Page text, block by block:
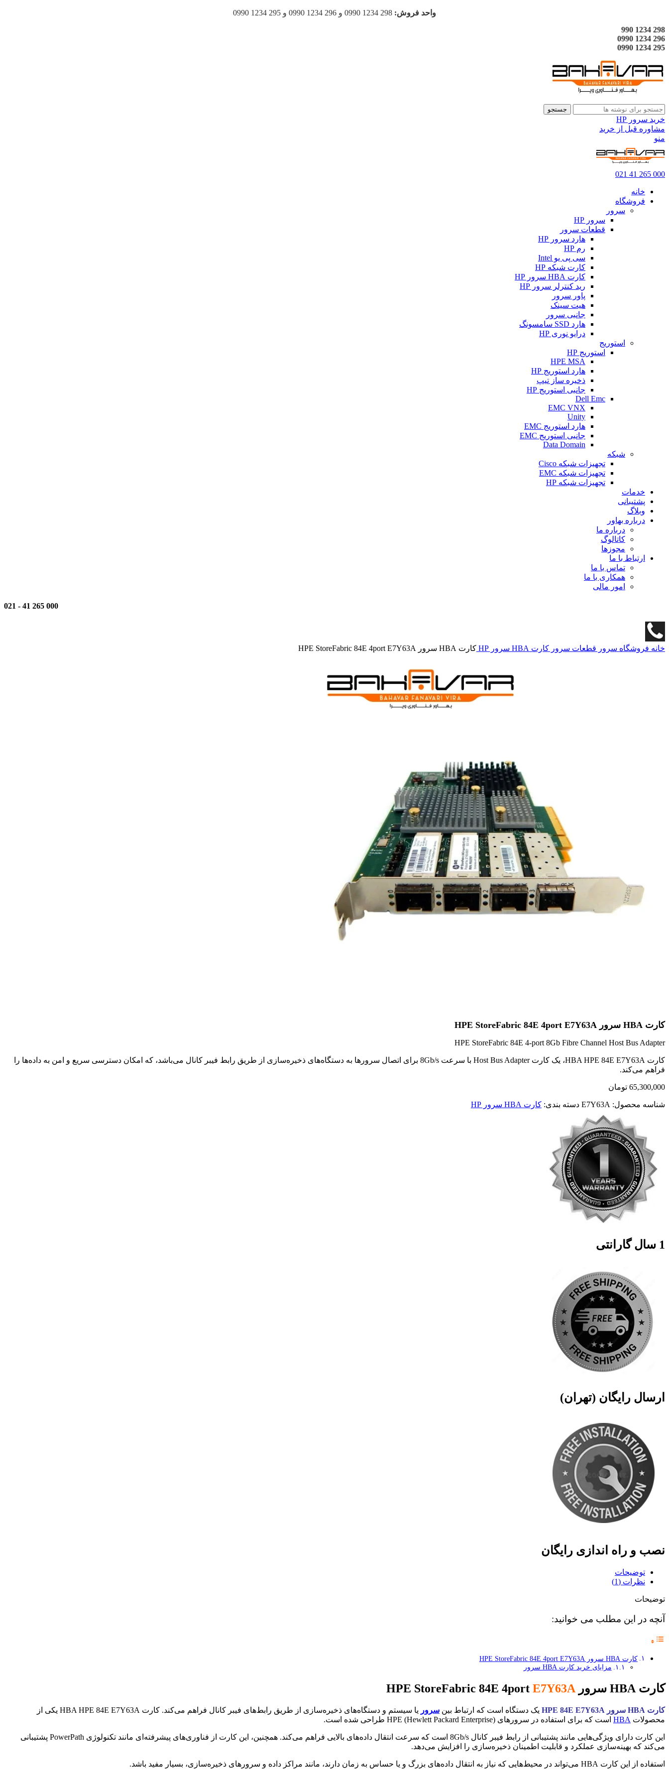
واحد فروش:
298 1234 990
296 1234 0990
295 1234 0990
جستجو
خرید سرور HP
مشاوره قبل از خرید
منو
000 265 41 021
خانه
فروشگاه
سرور
سرور HP
قطعات سرور
هارد سرور HP
رم HP
سی پی یو Intel
کارت شبکه HP
کارت HBA سرور HP
رید کنترلر سرور HP
پاور سرور
هیت سینک
جانبی سرور
هارد SSD سامسونگ
درایو نوری HP
استوریج
استوریج HP
HPE MSA
هارد استوریج HP
ذخیره ساز تیپ
جانبی استوریج HP
Dell Emc
EMC VNX
Unity
هارد استوریج EMC
جانبی استوریج EMC
Data Domain
شبکه
تجهیزات شبکه Cisco
تجهیزات شبکه EMC
تجهیزات شبکه HP
خدمات
پشتیبانی
وبلاگ
درباره بهاور
درباره ما
کاتالوگ
مجوزها
ارتباط با ما
تماس با ما
همکاری با ما
امور مالی
000 265 41
-
خانه فروشگاه سرور قطعات سرور کارت HBA سرور HP کارت HBA سرور HPE StoreFabric 84E 4port E7Y63A
کارت HBA سرور HPE StoreFabric 84E 4port E7Y63A
HPE StoreFabric 84E 4-port 8Gb Fibre Channel Host Bus Adapter
کارت HBA HPE 84E E7Y63A، یک کارت Host Bus Adapter با سرعت 8Gb/s برای اتصال سرورها به دستگاه‌های ذخیره‌سازی از طریق رابط فیبر کانال می‌باشد، که امکان دسترسی سریع و امن به داده‌ها را
فراهم می‌کند.
65,300,000 تومان
شناسه محصول: E7Y63A دسته بندی: کارت HBA سرور HP
1 سال گارانتی
ارسال رایگان (تهران)
نصب و راه اندازی رایگان
توضیحات
نظرات (1)
توضیحات
آنچه در این مطلب می خوانید:
کارت HBA سرور HPE StoreFabric 84E 4port E7Y63A
مزایای خرید کارت HBA سرور
کارت HBA سرور HPE StoreFabric 84E 4port E7Y63A
کارت HBA سرور HPE 84E E7Y63A یک دستگاه است که ارتباط بین سرور
یا سیستم و دستگاه‌های ذخیره‌سازی از طریق رابط‌های فیبر کانال فراهم می‌کند. کارت HBA HPE 84E E7Y63A یکی از
محصولات HBA است که برای استفاده در سرورهای HPE (Hewlett Packard Enterprise) طراحی شده است.
این کارت دارای ویژگی‌هایی مانند پشتیبانی از رابط فیبر کانال 8Gb/s است که سرعت انتقال داده‌های بالایی فراهم می‌کند. همچنین، این کارت از فناوری‌های پیشرفته‌ای مانند تکنولوژی PowerPath پشتیبانی
می‌کند که بهینه‌سازی عملکرد و قابلیت اطمینان ذخیره‌سازی را افزایش می‌دهد.
استفاده از این کارت HBA می‌تواند در محیط‌هایی که نیاز به انتقال داده‌های بزرگ و یا حساس به زمان دارند، مانند مراکز داده و سرورهای ذخیره‌سازی، بسیار مفید باشد.